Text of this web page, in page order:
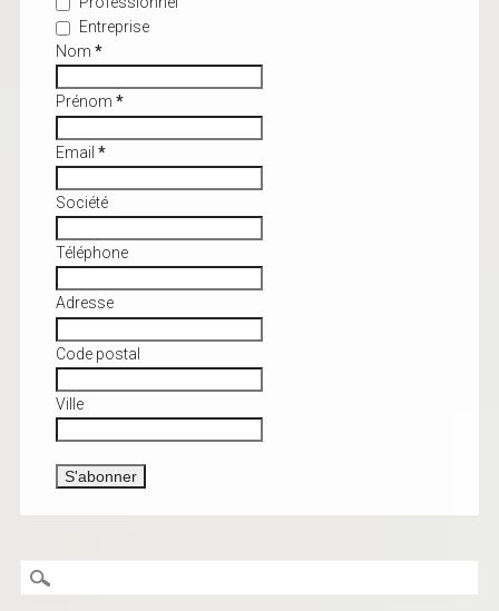
Entreprise
Nom *
Prénom *
Email *
Société
Téléphone
Adresse
Code postal
Ville